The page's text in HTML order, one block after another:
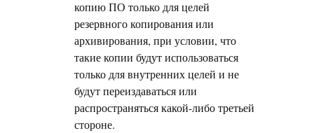
копию ПО только для целей
резервного копирования или
архивирования, при условии, что
такие копии будут использоваться
только для внутренних целей и не
будут переиздаваться или
распространяться какой-либо третьей
стороне.